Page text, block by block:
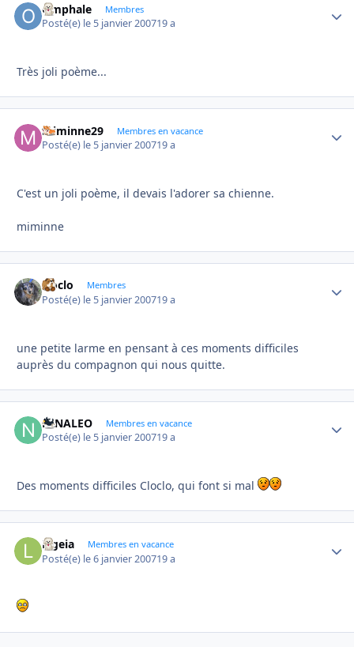
Omphale Membres
Posté(e) le 5 janvier 200719 a
Très joli poème...
miminne29 Membres en vacance
Posté(e) le 5 janvier 200719 a
C'est un joli poème, il devais l'adorer sa chienne.
miminne
cloclo Membres
Posté(e) le 5 janvier 200719 a
une petite larme en pensant à ces moments difficiles
auprès du compagnon qui nous quitte.
NINALEO Membres en vacance
Posté(e) le 5 janvier 200719 a
Des moments difficiles Cloclo, qui font si mal
Ligeia Membres en vacance
Posté(e) le 6 janvier 200719 a